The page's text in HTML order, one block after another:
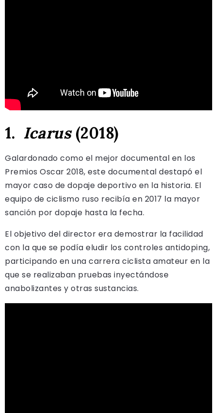
1. Icarus(2018)
Galardonado como el mejor documental en los
Premios Oscar 2018, este documental destapó el
mayor caso de dopaje deportivo en la historia. El
equipo de ciclismo ruso recibía en 2017 la mayor
sanción por dopaje hasta la fecha.
El objetivo del director era demostrar la facilidad
con la que se podía eludir los controles antidoping,
participando en una carrera ciclista amateur en la
que se realizaban pruebas inyectándose
anabolizantes y otras sustancias.